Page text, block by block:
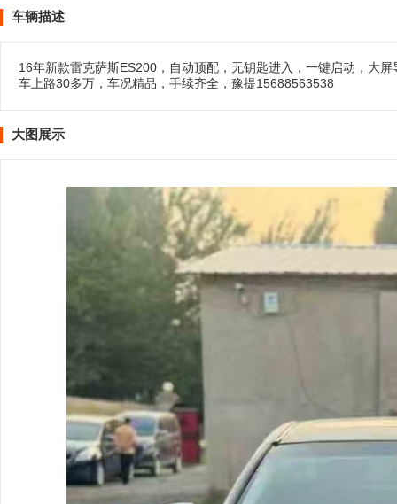
车辆描述
16年新款雷克萨斯ES200，自动顶配，无钥匙进入，一键启动，大
车上路30多万，车况精品，手续齐全，豫提15688563538
大图展示